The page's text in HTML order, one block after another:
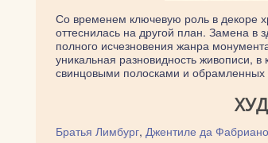
Со временем ключевую роль в декоре
оттеснилась на другой план. Замена
полного исчезновения жанра
уникальная разновидность живописи,
свинцовыми полосками и обрамленных
Братья Лимбург, Джентиле да Фабриано